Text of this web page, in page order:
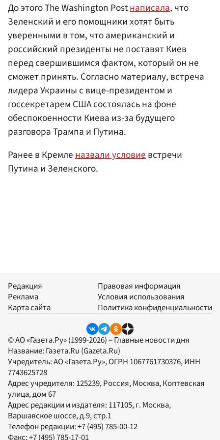
До этого The Washington Postнаписала, что
Зеленский и его помощники хотят быть
уверенными в том, что американский и
российский президенты не поставят Киев
перед свершившимся фактом, который он не
сможет принять. Согласно материалу, встреча
лидера Украины с вице-президентом и
госсекретарем США состоялась на фоне
обеспокоенности Киева из-за будущего
разговора Трампа и Путина.
Ранее в Кремленазвали условиевстречи
Путина и Зеленского.
Редакция
Реклама
Карта сайта
Правовая информация
Условия использования
Политика конфиденциальности
© АО «Газета.Ру» (1999-2026) – Главные новости дня
Название: Газета.Ru (Gazeta.Ru)
Учредитель:АО «Газета.Ру», ОГРН 1067761730376, ИНН
7743625728
Адрес учредителя: 125239, Россия, Москва, Коптевская
улица, дом 67
Адрес редакции и издателя: 117105, г. Москва,
Варшавское шоссе, д.9, стр.1
Телефон редакции:+7 (495) 785-00-12